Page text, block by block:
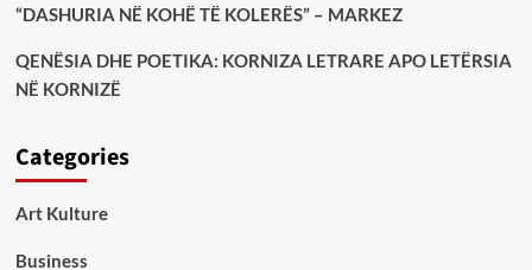
“DASHURIA NË KOHË TË KOLERËS” – MARKEZ
QENËSIA DHE POETIKA: KORNIZA LETRARE APO LETËRSIA
NË KORNIZË
Categories
Art Kulture
Business